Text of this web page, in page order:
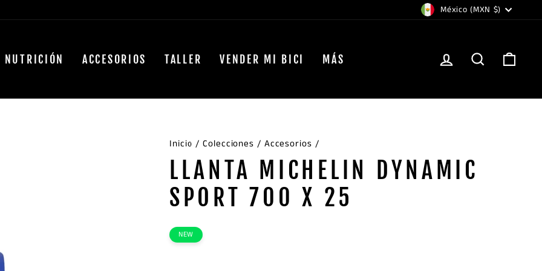
MONEDA
México (MXN $)
NUTRICIÓN ACCESORIOS TALLER VENDER MI BICI MÁS INGRESARBUSCAR
Inicio / Colecciones / Accesorios /
LLANTA MICHELIN DYNAMIC
SPORT 700 X 25
NEW